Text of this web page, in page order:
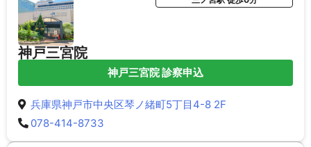
神戸三宮院
神戸三宮院 診察申込
兵庫県神戸市中央区琴ノ緒町5丁目4-8 2F
078-414-8733